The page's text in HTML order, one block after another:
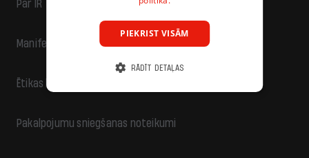
Par IR
Manifests
Ētikas kodekss
Pakalpojumu sniegšanas noteikumi
PIEKRIST VISĀM
RĀDĪT DETAĻAS